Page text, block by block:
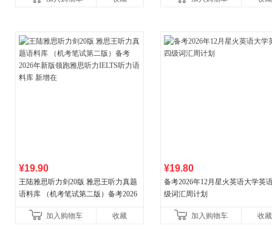
¥19.90
王陆雅思听力剑20版 雅思王听力真题
语料库 （机考笔试第二版）备考2026
新增在
加入购物车 收藏
¥19.80
备考2026年12月星火英语大学英
级词汇周计划
加入购物车 收藏